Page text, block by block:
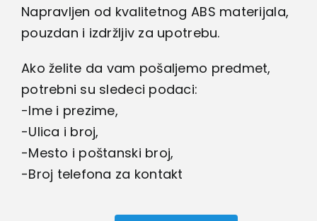
Napravljen od kvalitetnog ABS materijala,
pouzdan i izdržljiv za upotrebu.
Ako želite da vam pošaljemo predmet,
potrebni su sledeci podaci:
-Ime i prezime,
-Ulica i broj,
-Mesto i poštanski broj,
-Broj telefona za kontakt